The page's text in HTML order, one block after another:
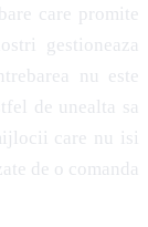
care promite
gestioneaza
nu este
de unealta sa
care nu isi
de o comanda